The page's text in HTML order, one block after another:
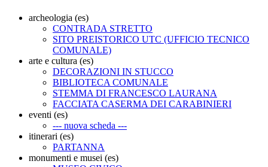
archeologia (es)
CONTRADA STRETTO
SITO PREISTORICO UTC (UFFICIO TECNICO
COMUNALE)
arte e cultura (es)
DECORAZIONI IN STUCCO
BIBLIOTECA COMUNALE
STEMMA DI FRANCESCO LAURANA
FACCIATA CASERMA DEI CARABINIERI
eventi (es)
--- nuova scheda ---
itinerari (es)
PARTANNA
monumenti e musei (es)